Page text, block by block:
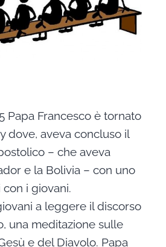
Papa Francesco è tornato
dove, aveva concluso il
– che aveva
e la Bolivia – con uno
i giovani.
a leggere il discorso
una meditazione sulle
e del Diavolo. Papa